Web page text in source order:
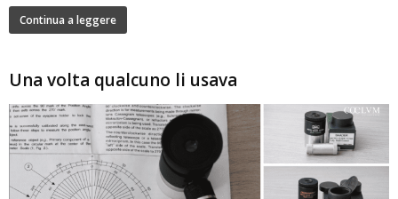
Continua a leggere
Una volta qualcuno li usava